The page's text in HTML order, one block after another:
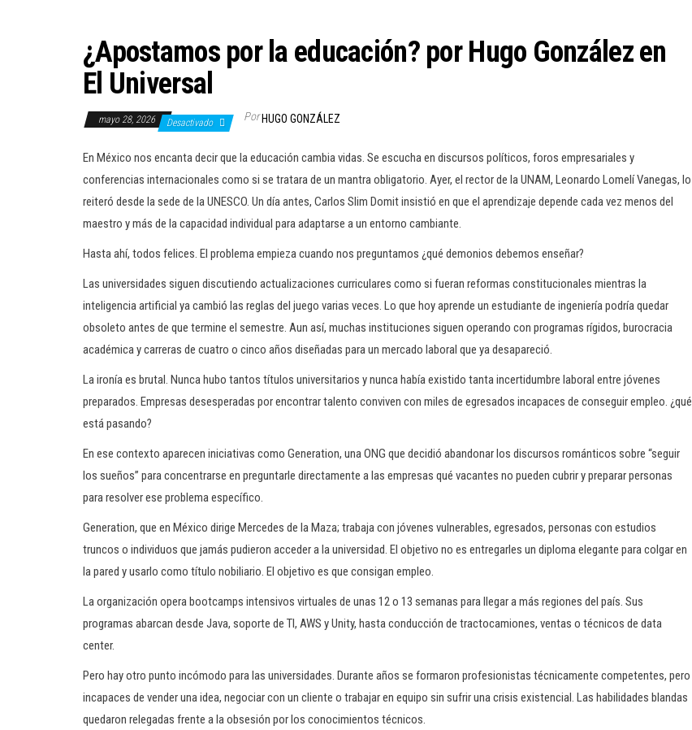
¿Apostamos por la educación? por Hugo González en
El Universal
mayo 28, 2026 Desactivado Por HUGO GONZÁLEZ
En México nos encanta decir que la educación cambia vidas. Se escucha en discursos políticos, foros empresariales y
conferencias internacionales como si se tratara de un mantra obligatorio. Ayer, el rector de la UNAM, Leonardo Lomelí Vanegas, lo
reiteró desde la sede de la UNESCO. Un día antes, Carlos Slim Domit insistió en que el aprendizaje depende cada vez menos del
maestro y más de la capacidad individual para adaptarse a un entorno cambiante.
Hasta ahí, todos felices. El problema empieza cuando nos preguntamos ¿qué demonios debemos enseñar?
Las universidades siguen discutiendo actualizaciones curriculares como si fueran reformas constitucionales mientras la
inteligencia artificial ya cambió las reglas del juego varias veces. Lo que hoy aprende un estudiante de ingeniería podría quedar
obsoleto antes de que termine el semestre. Aun así, muchas instituciones siguen operando con programas rígidos, burocracia
académica y carreras de cuatro o cinco años diseñadas para un mercado laboral que ya desapareció.
La ironía es brutal. Nunca hubo tantos títulos universitarios y nunca había existido tanta incertidumbre laboral entre jóvenes
preparados. Empresas desesperadas por encontrar talento conviven con miles de egresados incapaces de conseguir empleo. ¿qué
está pasando?
En ese contexto aparecen iniciativas como Generation, una ONG que decidió abandonar los discursos románticos sobre “seguir
los sueños” para concentrarse en preguntarle directamente a las empresas qué vacantes no pueden cubrir y preparar personas
para resolver ese problema específico.
Generation, que en México dirige Mercedes de la Maza; trabaja con jóvenes vulnerables, egresados, personas con estudios
truncos o individuos que jamás pudieron acceder a la universidad. El objetivo no es entregarles un diploma elegante para colgar en
la pared y usarlo como título nobiliario. El objetivo es que consigan empleo.
La organización opera bootcamps intensivos virtuales de unas 12 o 13 semanas para llegar a más regiones del país. Sus
programas abarcan desde Java, soporte de TI, AWS y Unity, hasta conducción de tractocamiones, ventas o técnicos de data
center.
Pero hay otro punto incómodo para las universidades. Durante años se formaron profesionistas técnicamente competentes, pero
incapaces de vender una idea, negociar con un cliente o trabajar en equipo sin sufrir una crisis existencial. Las habilidades blandas
quedaron relegadas frente a la obsesión por los conocimientos técnicos.